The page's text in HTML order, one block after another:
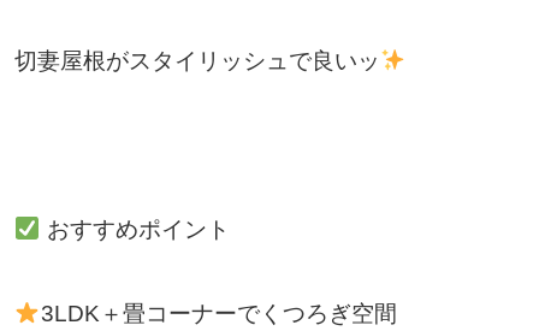
切妻屋根がスタイリッシュで良いッ
おすすめポイント
3LDK＋畳コーナーでくつろぎ空間